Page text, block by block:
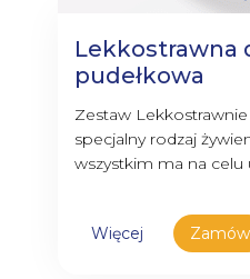
Lekkostrawna
pudełkowa
Zestaw
specjalny rodzaj
wszystkim ma na celu
Więcej Zamów